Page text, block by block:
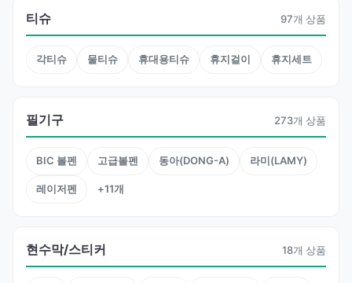
티슈 97개 상품
각티슈 물티슈 휴대용티슈 휴지걸이 휴지세트
필기구 273개 상품
BIC 볼펜 고급볼펜 동아(DONG-A) 라미(LAMY)
레이저펜 +11개
현수막/스티커 18개 상품